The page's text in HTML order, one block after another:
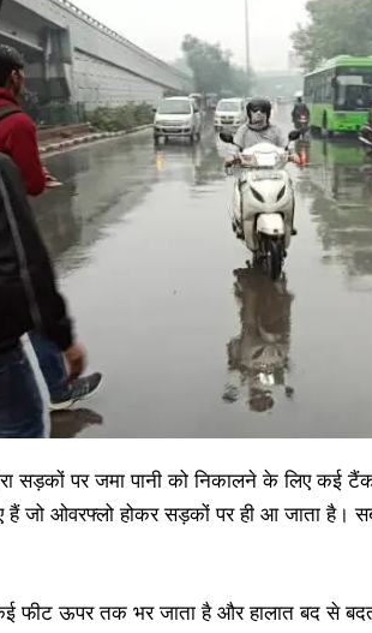
सड़कों पर जमा पानी को निकालने के लिए कई
हैं जो ओवरफ्लो होकर सड़कों पर ही आ जाता है।
फीट ऊपर तक भर जाता है और हालात बद से